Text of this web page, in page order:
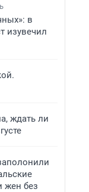
в
изувечил
ждать ли
жен без